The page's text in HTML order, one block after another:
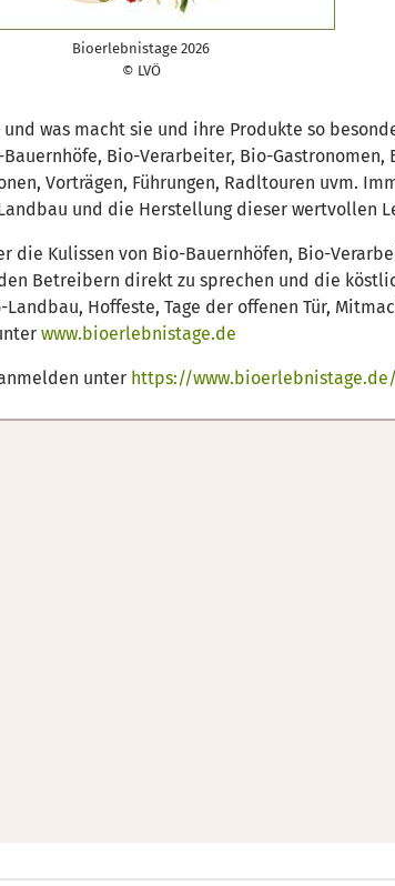
Bioerlebnistage 2026
© LVÖ
was macht sie und ihre Produkte so
Bio-Verarbeiter, Bio-
Vorträgen, Führungen, Radltouren uvm.
und die Herstellung dieser wertvollen
Kulissen von Bio-Bauernhöfen, Bio-
Betreibern direkt zu sprechen und die
Hoffeste, Tage der offenen Tür,
www.bioerlebnistage.de
unter https://